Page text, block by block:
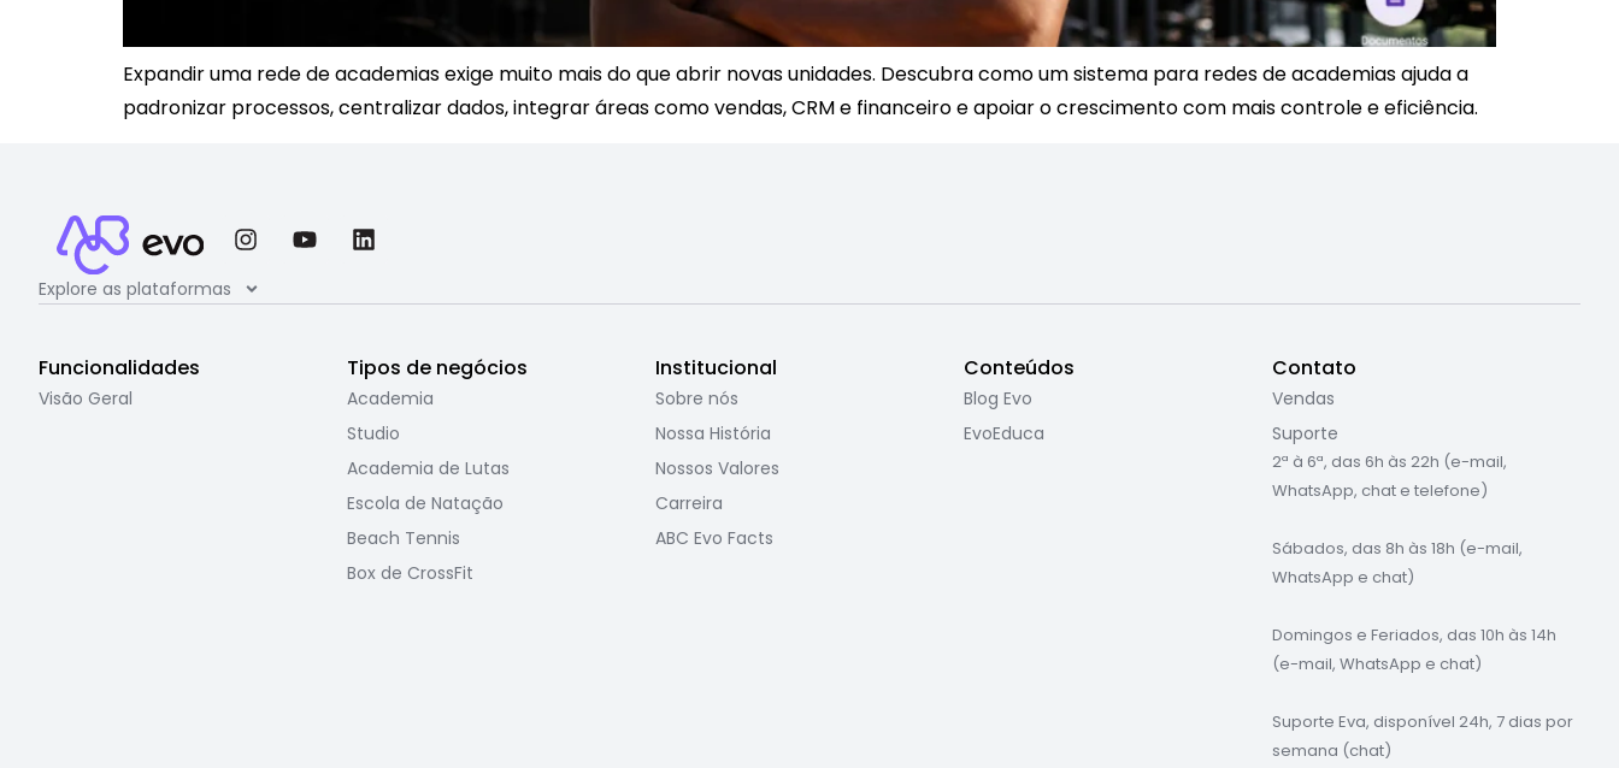
Expandir uma rede de academias exige muito mais do que abrir novas unidades. Descubra como um sistema para redes de academias ajuda a
padronizar processos, centralizar dados, integrar áreas como vendas, CRM e financeiro e apoiar o crescimento com mais controle e eficiência.
Explore as plataformas
Funcionalidades
Visão Geral
Tipos de negócios
Academia
Studio
Academia de Lutas
Escola de Natação
Beach Tennis
Box de CrossFit
Institucional
Sobre nós
Nossa História
Nossos Valores
Carreira
ABC Evo Facts
Conteúdos
Blog Evo
EvoEduca
Contato
Vendas
Suporte
2ª à 6ª, das 6h às 22h (e-mail,
WhatsApp, chat e telefone)
Sábados, das 8h às 18h (e-mail,
WhatsApp e chat)
Domingos e Feriados, das 10h às 14h
(e-mail, WhatsApp e chat)
Suporte Eva, disponível 24h, 7 dias por
semana (chat)